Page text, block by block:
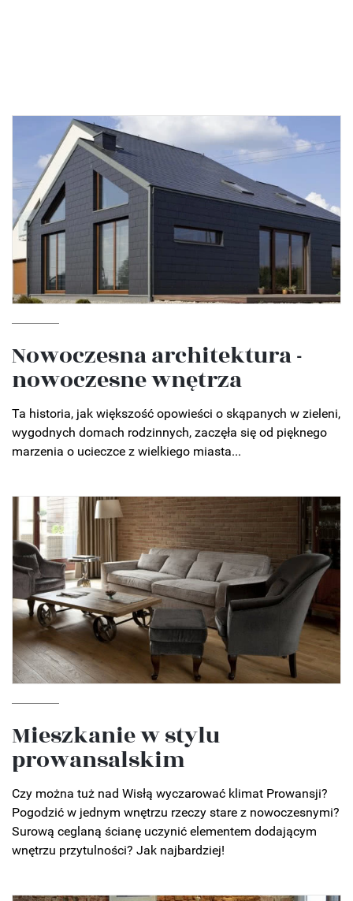
Nowoczesna architektura -
nowoczesne wnętrza
Ta historia, jak większość opowieści o skąpanych w zieleni,
wygodnych domach rodzinnych, zaczęła się od pięknego
marzenia o ucieczce z wielkiego miasta...
Mieszkanie w stylu
prowansalskim
Czy można tuż nad Wisłą wyczarować klimat Prowansji?
Pogodzić w jednym wnętrzu rzeczy stare z nowoczesnymi?
Surową ceglaną ścianę uczynić elementem dodającym
wnętrzu przytulności? Jak najbardziej!